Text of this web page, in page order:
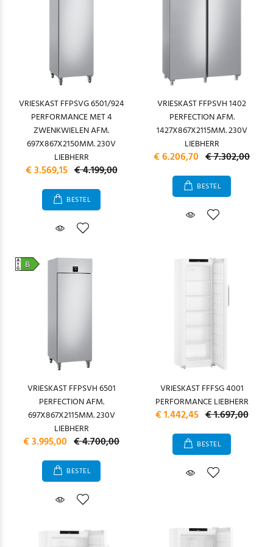
VRIESKAST FFPSVG 6501/924
PERFORMANCE MET 4
ZWENKWIELEN AFM.
697X867X2150MM. 230V
LIEBHERR
€ 3.569,15 € 4.199,00
BESTEL
VRIESKAST FFPSVH 1402
PERFECTION AFM.
1427X867X2115MM. 230V
LIEBHERR
€ 6.206,70 € 7.302,00
BESTEL
VRIESKAST FFPSVH 6501
PERFECTION AFM.
697X867X2115MM. 230V
LIEBHERR
€ 3.995,00 € 4.700,00
BESTEL
VRIESKAST FFFSG 4001
PERFORMANCE LIEBHERR
€ 1.442,45 € 1.697,00
BESTEL